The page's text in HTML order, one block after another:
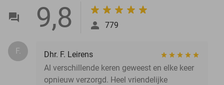
9,8 779
F.
Dhr. F. Leirens
Al verschillende keren geweest en elke keer
opnieuw verzorgd. Heel vriendelijke